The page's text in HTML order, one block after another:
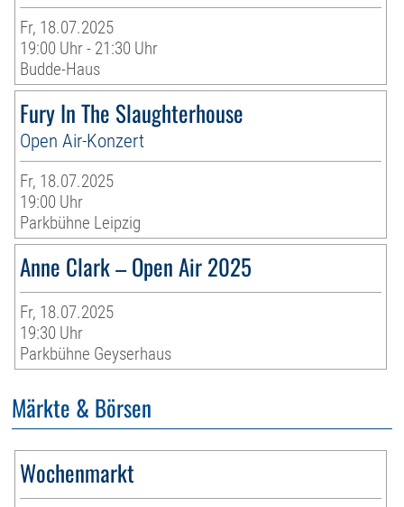
Fr, 18.07.2025
19:00 Uhr - 21:30 Uhr
Budde-Haus
Fury In The Slaughterhouse
Open Air-Konzert
Fr, 18.07.2025
19:00 Uhr
Parkbühne Leipzig
Anne Clark – Open Air 2025
Fr, 18.07.2025
19:30 Uhr
Parkbühne Geyserhaus
Märkte & Börsen
Wochenmarkt